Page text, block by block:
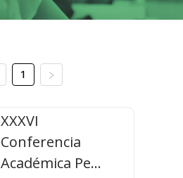
1
XXXVI
Conferencia
Académica Pe...